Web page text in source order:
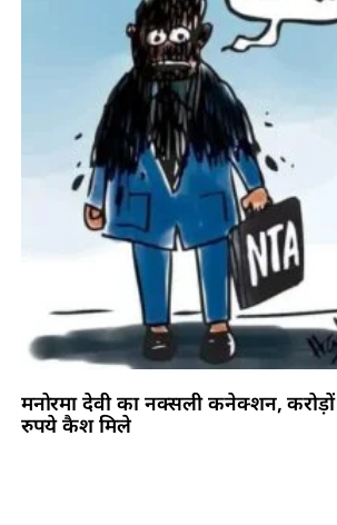
मनोरमा देवी का नक्सली कनेक्शन, करोड़ों
रुपये कैश मिले